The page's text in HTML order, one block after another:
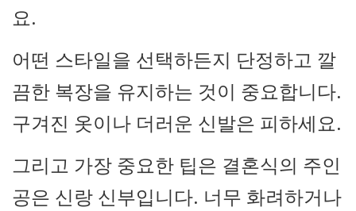
요.
어떤 스타일을 선택하든지 단정하고 깔
끔한 복장을 유지하는 것이 중요합니다.
구겨진 옷이나 더러운 신발은 피하세요.
그리고 가장 중요한 팁은 결혼식의 주인
공은 신랑 신부입니다. 너무 화려하거나